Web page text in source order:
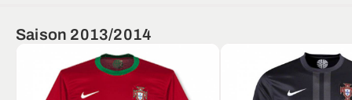
Saison 2013/2014